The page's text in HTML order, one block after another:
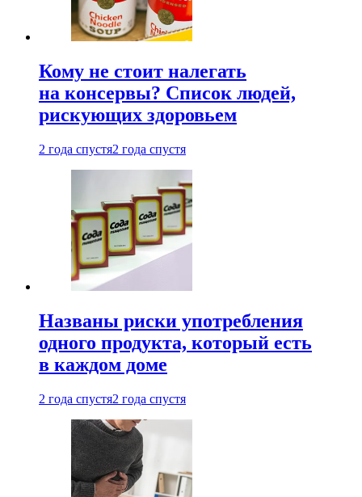
Кому не стоит налегать
на консервы? Список людей,
рискующих здоровьем
2 года спустя2 года спустя
Названы риски употребления
одного продукта, который есть
в каждом доме
2 года спустя2 года спустя